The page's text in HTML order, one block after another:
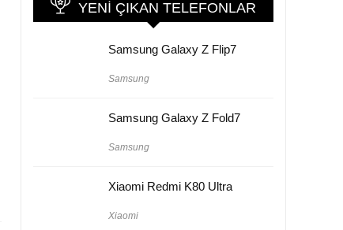
YENI ÇIKAN TELEFONLAR
Samsung Galaxy Z Flip7
Samsung
Samsung Galaxy Z Fold7
Samsung
Xiaomi Redmi K80 Ultra
Xiaomi